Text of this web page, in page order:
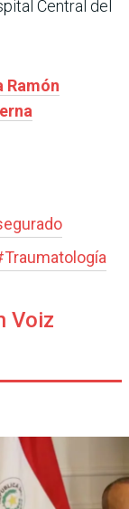
Central del
Ramón
Traumatología
Voiz